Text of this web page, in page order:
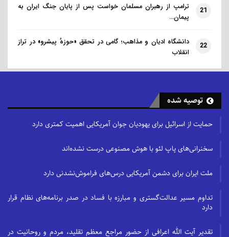
عمیق‌تر پیچیدگی‌های کشوری مانند آلبانی انتظار زیاد
خوش‌بینانه‌ای از این افراد است.
سرمایه‌گذاری‌ کم و پرسود در
گردشگری حلال
نیازها و خواسته‌های این مسافران تفاوت قابل توجهی با
سایر مسافران ندارد. در حالت ایده‌آل، فضاهای خصوصی با
آب روان برای زنان برای انجام وضو و همچنین امکاناتی
ساعاتی که فقط برای زنان می‌توانند از استخر هتل استفاده
کنند اما این مسافران همچنین به دنبال اماکنی هستند که
بخشی از یک جامعه داشته باشند.
21
ترامپ از رهبران مسلمان خواست پس از پایان جنگ ایران به
پیمان…
22
دانشگاه ادیان و مذاهب؛ گامی در تحقق «حوزهٔ پیشرو» در تراز
انقلاب
توصیه شده
حمایت از اسرائیل برای یهودیان جوان آمریکایی اهمیت کمتری دارد
سخنرانی‌های پاپ لئو با هوش مصنوعی درست نشده‌اند
ملت ایران برای دشمن آمریکایی درس‌های فراموش‌نشدنی دارد
تداوم مسیر عدالت‌گستری و مبارزه با فساد در صدر برنامه‌های نظام قرار
دارد
تقدیر آیت الله اعرافی از حضور مراجع معظم تقلید، مردم و روحانیت در